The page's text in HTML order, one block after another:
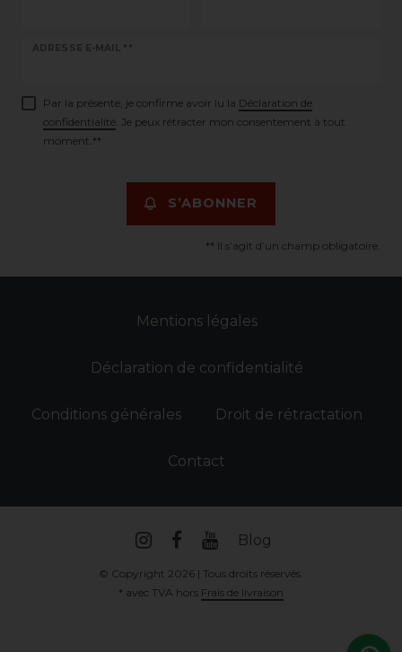
ADRESSE E-MAIL **
Ceres::Template.newsletterHoneypotLabel
Par la présente, je confirme avoir lu la Déclaration de
confidentialité . Je peux rétracter mon consentement à tout
moment.**
S’ABONNER
** Il s’agit d’un champ obligatoire.
Mentions légales
Déclaration de confidentialité
Conditions générales Droit de rétractation
Contact
Blog
© Copyright 2026 | Tous droits réservés.
* avec TVA hors Frais de livraison